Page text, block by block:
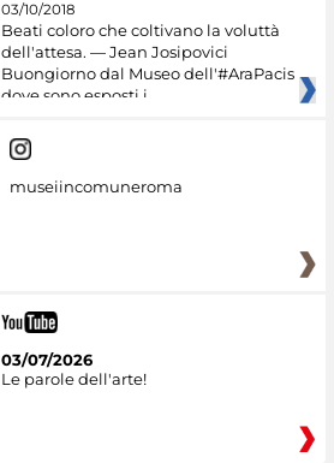
03/10/2018
Beati coloro che coltivano la voluttà
dell'attesa. — Jean Josipovici
Buongiorno dal Museo dell'#AraPacis
dove sono esposti i
museiincomuneroma
03/07/2026
Le parole dell'arte!